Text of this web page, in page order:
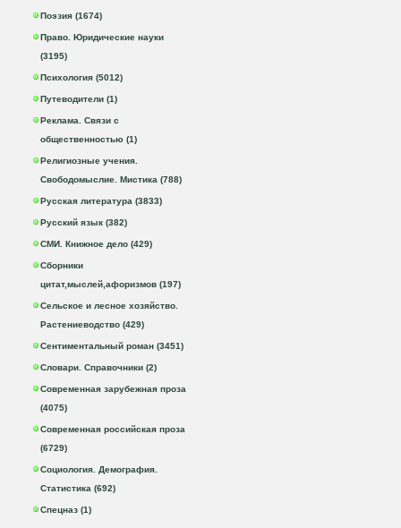
Поэзия (1674)
Право. Юридические науки
(3195)
Психология (5012)
Путеводители (1)
Реклама. Связи с
общественностью (1)
Религиозные учения.
Свободомыслие. Мистика (788)
Русская литература (3833)
Русский язык (382)
СМИ. Книжное дело (429)
Сборники
цитат,мыслей,афоризмов (197)
Сельское и лесное хозяйство.
Растениеводство (429)
Сентиментальный роман (3451)
Словари. Справочники (2)
Современная зарубежная проза
(4075)
Современная российская проза
(6729)
Социология. Демография.
Статистика (692)
Спецназ (1)